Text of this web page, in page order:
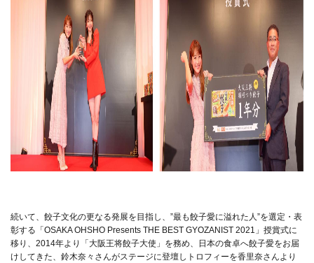
続いて、餃⼦⽂化の更なる発展を⽬指し、”最も餃⼦愛に溢れた⼈”を選定・表
彰する「OSAKA OHSHO Presents THE BEST GYOZANIST 2021」授賞式に
移り、2014年より「⼤阪王将餃⼦⼤使」を務め、⽇本の⾷卓へ餃⼦愛をお届
けしてきた、鈴木奈々さんがステージに登壇しトロフィーを⾹⾥奈さんより